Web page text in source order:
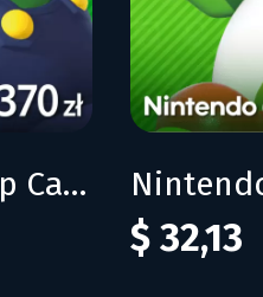
Nintendo eShop Card 370zl
$ 32,13